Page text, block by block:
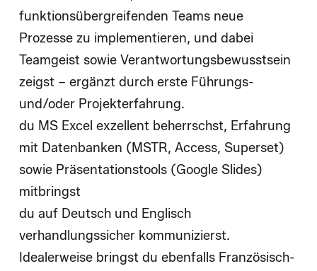
funktionsübergreifenden Teams neue
Prozesse zu implementieren, und dabei
Teamgeist sowie Verantwortungsbewusstsein
zeigst – ergänzt durch erste Führungs-
und/oder Projekterfahrung.
du MS Excel exzellent beherrschst, Erfahrung
mit Datenbanken (MSTR, Access, Superset)
sowie Präsentationstools (Google Slides)
mitbringst
du auf Deutsch und Englisch
verhandlungssicher kommunizierst.
Idealerweise bringst du ebenfalls Französisch-